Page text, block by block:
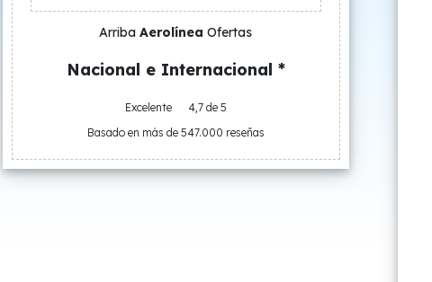
Arriba Aerolínea Ofertas
Nacional e Internacional *
Excelente
4,7 de 5
Basado en más de 547.000 reseñas